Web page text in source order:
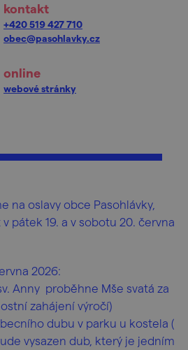
kontakt
+420 519 427 710
obec@pasohlavky.cz
online
webové stránky
na oslavy obce Pasohlávky,
pátek 19. a v sobotu 20. června
2026:
Anny proběhne Mše svatá za
zahájení výročí)
dubu v parku u kostela (
vysazen dub, který je jedním